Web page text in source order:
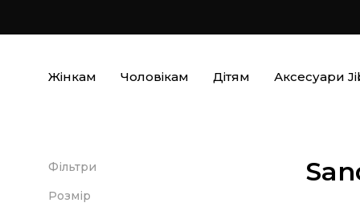
Жінкам Чоловікам Дітям Аксесуари
Фільтри
Розмір